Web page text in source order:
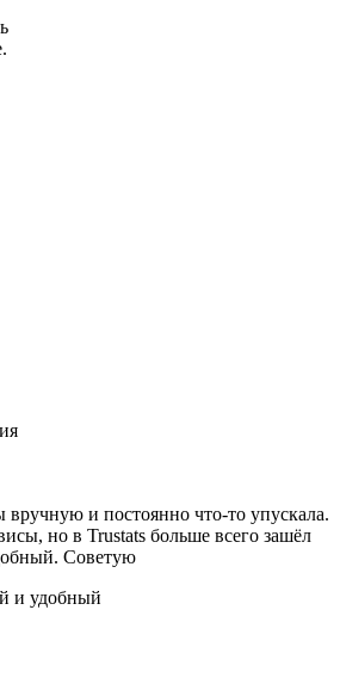
вручную и постоянно что-то упускала.
но в Trustats больше всего зашёл
Советую
и удобный